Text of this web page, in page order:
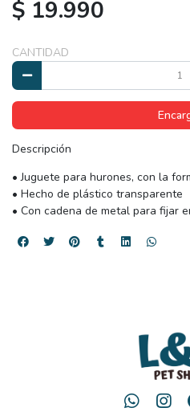
$ 19.990
CANTIDAD
Descripción
• Juguete para hurones, con la
• Hecho de plástico transparente
• Con cadena de metal para fijar